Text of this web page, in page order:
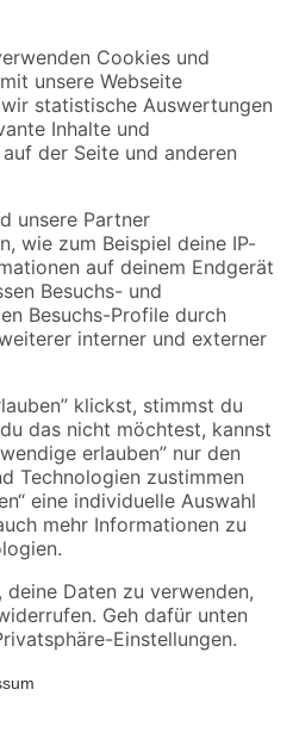
und Aktionen mehr verpassen!
Versandarten
Die dargestellten Angebote sind unter
Die angegebenen Verfügbarkeiten beziehen
nicht für Artikel mit Speditionsversand, hier